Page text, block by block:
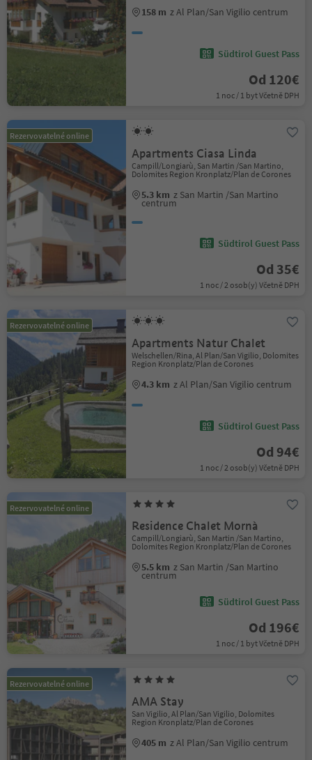
158 m z Al Plan/San Vigilio centrum
Südtirol Guest Pass
Od 120€
1 noc / 1 byt Včetně DPH
Rezervovatelné online
Apartments Ciasa Linda
Campill/Longiarù, San Martin /San Martino,
Dolomites Region Kronplatz/Plan de Corones
5.3 km z San Martin /San Martino
centrum
Südtirol Guest Pass
Od 35€
1 noc / 2 osob(y) Včetně DPH
Rezervovatelné online
Apartments Natur Chalet
Welschellen/Rina, Al Plan/San Vigilio, Dolomites
Region Kronplatz/Plan de Corones
4.3 km z Al Plan/San Vigilio centrum
Südtirol Guest Pass
Od 94€
1 noc / 2 osob(y) Včetně DPH
Rezervovatelné online
Residence Chalet Mornà
Campill/Longiarù, San Martin /San Martino,
Dolomites Region Kronplatz/Plan de Corones
5.5 km z San Martin /San Martino
centrum
Südtirol Guest Pass
Od 196€
1 noc / 1 byt Včetně DPH
Rezervovatelné online
AMA Stay
San Vigilio, Al Plan/San Vigilio, Dolomites
Region Kronplatz/Plan de Corones
405 m z Al Plan/San Vigilio centrum